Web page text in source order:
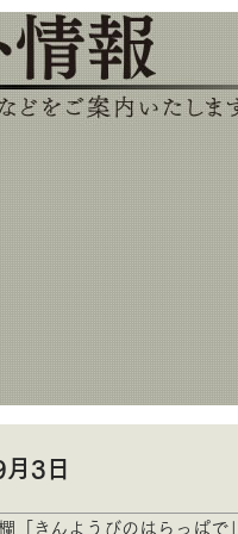
3日
きんようびのはらっぱで」